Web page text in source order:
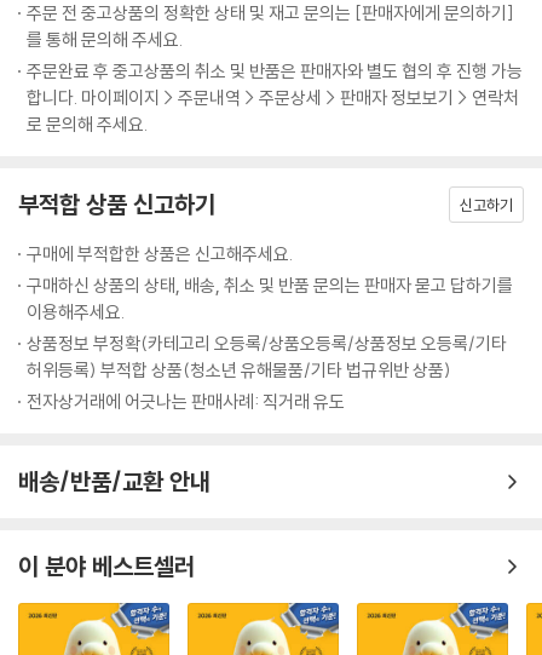
(1) 전략적인 문제풀이를 통해 합격으로 가는 실전 문제집
(2) 기출 심층분석으로 선별한 70개 출제포인트로 부동산공법 최종 마무
리
(3) 확실한 이해를 돕는 정확하고 꼼꼼한 해설 수록
(6) 효율적인 학습을 위한 3주 완성 및 자기주도 학습계획표 제공
rs.com)
(8) 다양한 무료학습자료 및 필수합격정보 제공(land.Hackers.com)
알아두면 좋아요
과목별 3주 완성 학습계획표와 자기주도 학습계획표 중 본인의 학습 진도
제집 시리즈를 학습하면 효과적으로 시험에 대비할 수 있습니다.
- 해커스 공인중개사 출제예상문제집 1차 부동산학개론
- 해커스 공인중개사 출제예상문제집 2차 공인중개사법령 및 실무
- 해커스 공인중개사 출제예상문제집 2차 부동산공법
- 해커스 공인중개사 출제예상문제집 2차 부동산공시법령
- 해커스 공인중개사 출제예상문제집 2차 부동산세법
주문 전 중고상품의 정확한 상태 및 재고 문의는 [판매자에게 문의하기]
를 통해 문의해 주세요.
주문완료 후 중고상품의 취소 및 반품은 판매자와 별도 협의 후 진행 가능
합니다. 마이페이지 > 주문내역 > 주문상세 > 판매자 정보보기 > 연락처
로 문의해 주세요.
부적합 상품 신고하기 신고하기
구매에 부적합한 상품은 신고해주세요.
구매하신 상품의 상태, 배송, 취소 및 반품 문의는 판매자 묻고 답하기를
이용해주세요.
상품정보 부정확(카테고리 오등록/상품오등록/상품정보 오등록/기타
허위등록) 부적합 상품(청소년 유해물품/기타 법규위반 상품)
전자상거래에 어긋나는 판매사례: 직거래 유도
배송/반품/교환 안내
이 분야 베스트셀러